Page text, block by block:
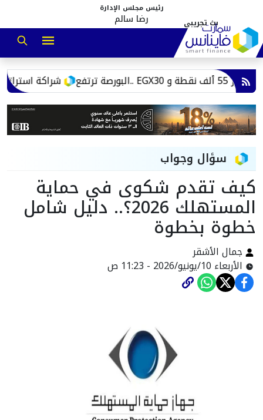
رئيس مجلس الإدارة
رضا سالم
شراكة استراتيجية
سؤال وجواب
كيف تقدم شكوى في حماية
المستهلك 2026؟.. دليل شامل
خطوة بخطوة
جمال الأشقر
الأربعاء 10/يونيو/2026 - 11:23 ص